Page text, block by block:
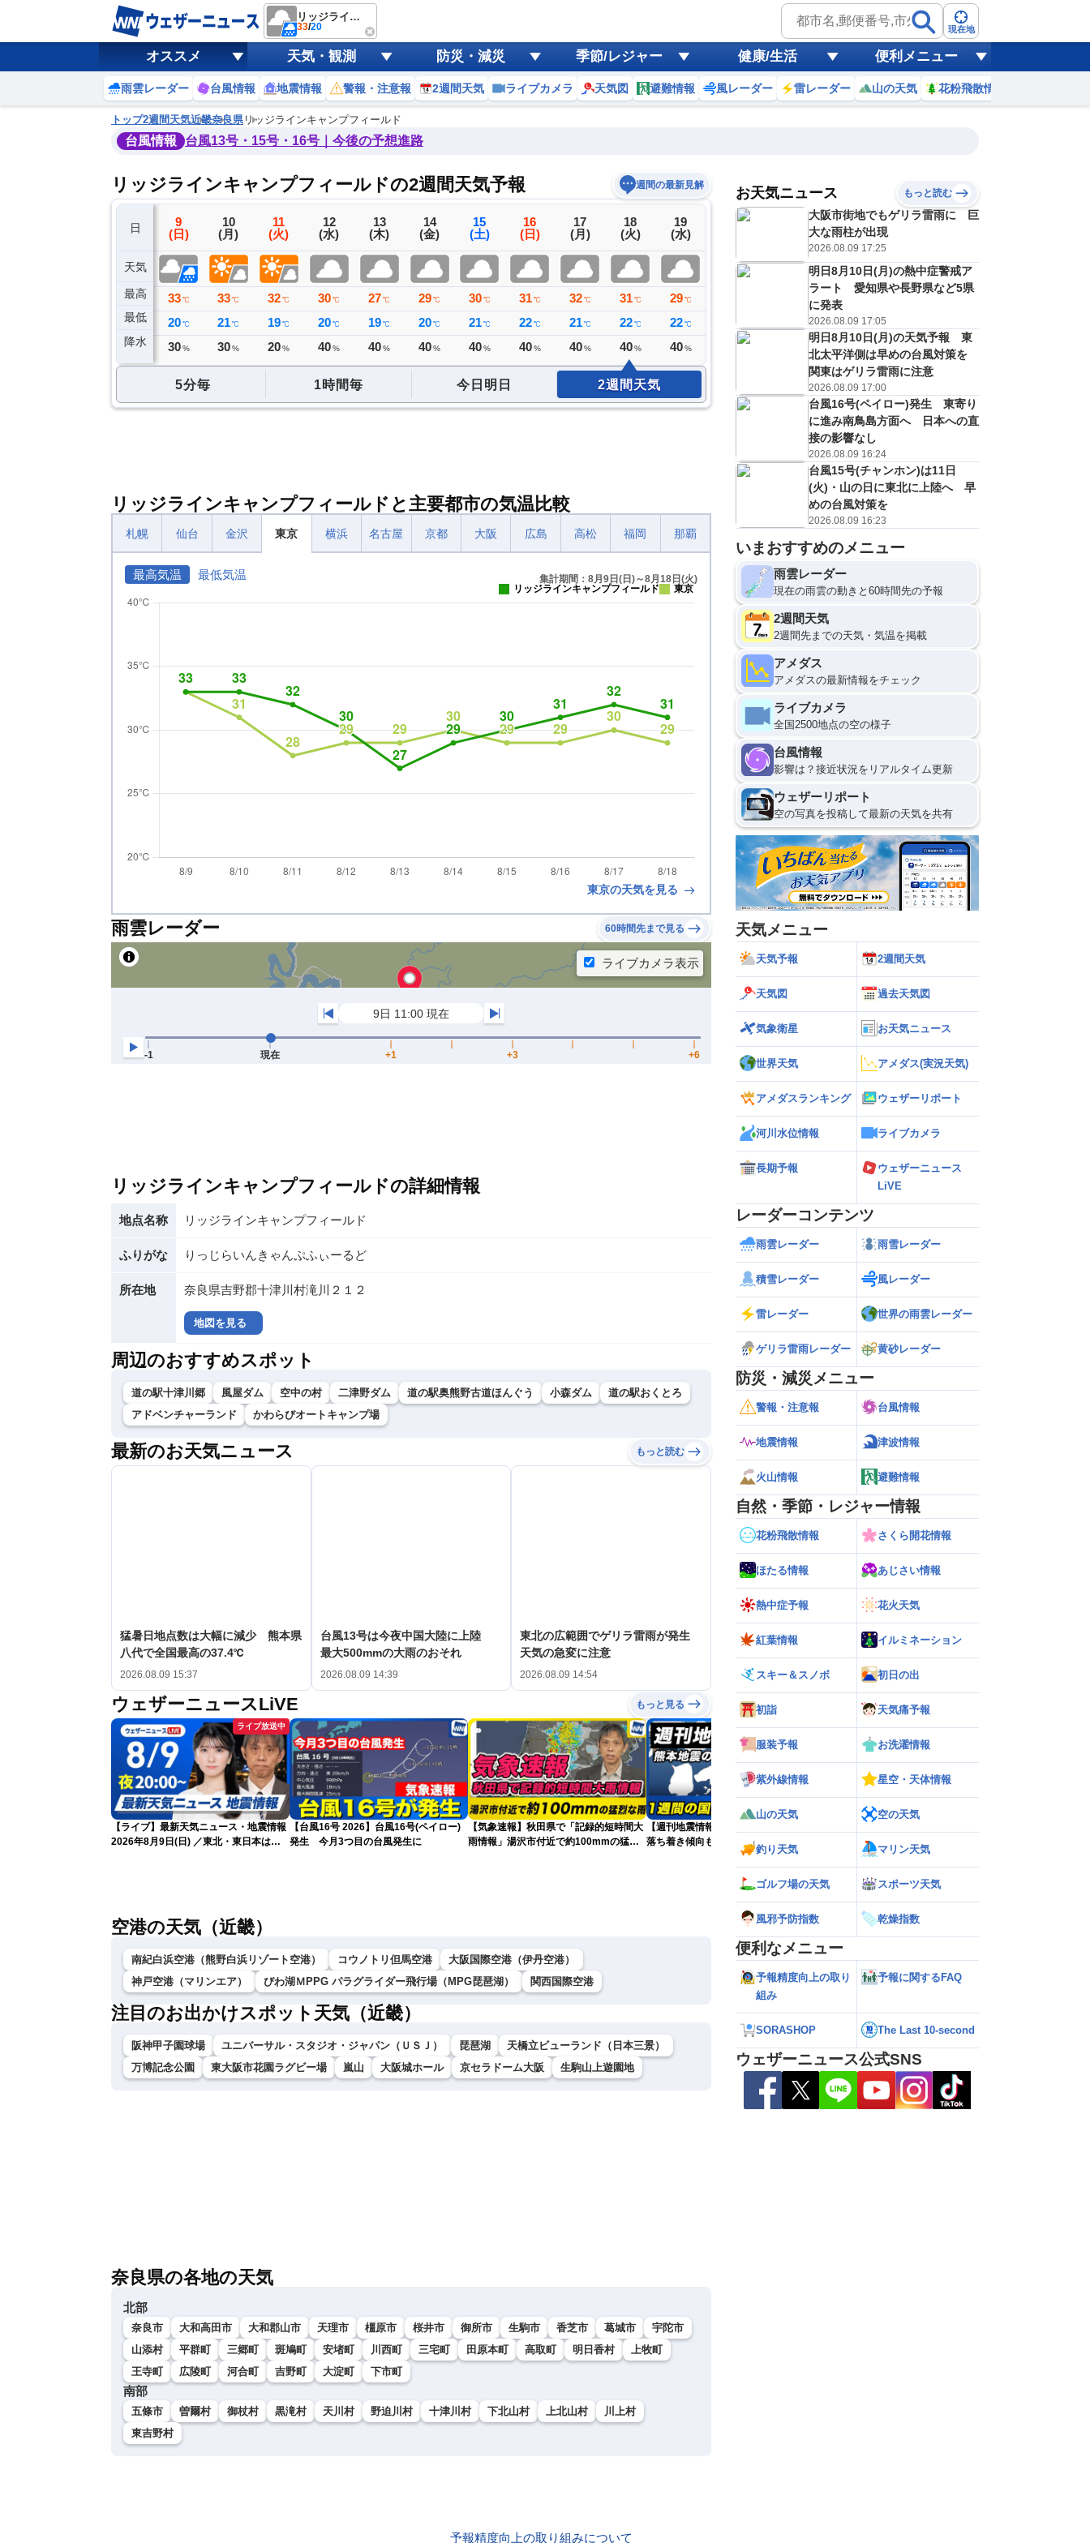
リッジラインキャンプフィールド
33/20 現在地
オススメ 天気・観測 防災・減災 季節/レジャー 健康/生活 便利メニュー
雨雲レーダー 台風情報 地震情報 警報・注意報 2週間天気 ライブカメラ 天気図 避難情報 風レーダー 雷レーダー 山の天気 花粉飛散情報
トップ2週間天気近畿奈良県リッジラインキャンプフィールド
台風情報 台風13号・15号・16号｜今後の予想進路
リッジラインキャンプフィールドの2週間天気予報 週間の最新見解
日
天気
最高
最低
降水
8
(土)
34℃
21℃
ミリ
9
(日)
33 ℃
20 ℃
30 %
10
(月)
33 ℃
21 ℃
30 %
11
(火)
32 ℃
19 ℃
20 %
12
(水)
30 ℃
20 ℃
40 %
13
(木)
27℃
19℃
40%
14
(金)
29℃
20℃
40%
15
(土)
30℃
21℃
40%
16
(日)
31℃
22℃
40%
17
(月)
32 ℃
21 ℃
40 %
18
(火)
31 ℃
22 ℃
40 %
19
(水)
29 ℃
22 ℃
40 %
20
℃
22
(土)
E
32℃
22℃
40%
23
(日)
E
31
22℃
40%
B
C
D
？
5分毎 1時間毎 今日明日 2週間天気
リッジラインキャンプフィールドと主要都市の気温比較
札幌 仙台 金沢 東京 横浜 名古屋 京都 大阪 広島 高松 福岡 那覇
最高気温 最低気温
集計期間：8月9日(日)～8月18日(火)
リッジラインキャンプフィールド
東京
東京の天気を見る
雨雲レーダー 60時間先まで見る
リッジラインキャンプフィールドの詳細情報
地点名称 リッジラインキャンプフィールド
ふりがな りっじらいんきゃんぷふぃーるど
所在地 奈良県吉野郡十津川村滝川２１２
地図を見る
周辺のおすすめスポット
道の駅十津川郷 風屋ダム 空中の村 二津野ダム 道の駅奥熊野古道ほんぐう 小森ダム
道の駅おくとろ
アドベンチャーランド
かわらびオートキャンプ場
最新のお天気ニュース もっと読む
猛暑日地点数は大幅に減少 熊本県
八代で全国最高の37.4℃
2026.08.09 15:37
台風13号は今夜中国大陸に上陸
最大500mmの大雨のおそれ
2026.08.09 14:39
東北の広範囲でゲリラ雷雨が発生
天気の急変に注意
2026.08.09 14:54
ウェザーニュースLiVE もっと見る
ライブ放送中
【ライブ】最新天気ニュース・地震情報
2026年8月9日(日) ／東北・東日本は急
【台風16号 2026】台風16号(ペイロー)
発生 今月3つ目の台風発生に
【気象速報】秋田県で「記録的短時間大
雨情報」湯沢市付近で約100mmの猛烈
【週刊地震情報】熊本地震の余震活動は
落ち着き傾向も…依然として震度5弱警
か／新たな台風発生予想 今後の進路と日
本への影響は？(9日 12時更新)
空港の天気（近畿）
南紀白浜空港（熊野白浜リゾート空港） コウノトリ但馬空港
大阪国際空港（伊丹空港）
神戸空港（マリンエア）
びわ湖ＭPPG パラグライダー飛行場（MPG琵琶湖） 関西国際空港
注目のお出かけスポット天気（近畿）
阪神甲子園球場 ユニバーサル・スタジオ・ジャパン（ＵＳＪ） 琵琶湖
天橋立ビューランド（日本三景）
万博記念公園
東大阪市花園ラグビー場 嵐山 大阪城ホール 京セラドーム大阪 生駒山上遊園地
奈良県の各地の天気
北部
奈良市 大和高田市 大和郡山市 天理市 橿原市 桜井市 御所市 生駒市 香芝市 葛城市
宇陀市
山添村
平群町 三郷町 斑鳩町 安堵町 川西町 三宅町 田原本町 高取町 明日香村
上牧町
王寺町
広陵町 河合町 吉野町 大淀町 下市町
南部
五條市 曽爾村 御杖村 黒滝村 天川村 野迫川村 十津川村 下北山村 上北山村
川上村
東吉野村
お天気ニュース もっと読む
大阪市街地でもゲリラ雷雨に 巨
大な雨柱が出現
2026.08.09 17:25
明日8月10日(月)の熱中症警戒ア
ラート 愛知県や長野県など5県
に発表
2026.08.09 17:05
明日8月10日(月)の天気予報 東
北太平洋側は早めの台風対策を
関東はゲリラ雷雨に注意
2026.08.09 17:00
台風16号(ペイロー)発生 東寄り
に進み南鳥島方面へ 日本への直
接の影響なし
2026.08.09 16:24
台風15号(チャンホン)は11日
(火)・山の日に東北に上陸へ 早
めの台風対策を
2026.08.09 16:23
いまおすすめのメニュー
雨雲レーダー
現在の雨雲の動きと60時間先の予報
2週間天気
2週間先までの天気・気温を掲載
アメダス
アメダスの最新情報をチェック
ライブカメラ
全国2500地点の空の様子
台風情報
影響は？接近状況をリアルタイム更新
ウェザーリポート
空の写真を投稿して最新の天気を共有
天気メニュー
天気予報 2週間天気
天気図 過去天気図
気象衛星 お天気ニュース
世界天気 アメダス(実況天気)
アメダスランキング ウェザーリポート
河川水位情報 ライブカメラ
長期予報
ウェザーニュース
LiVE
レーダーコンテンツ
雨雲レーダー 雨雪レーダー
積雪レーダー 風レーダー
雷レーダー 世界の雨雲レーダー
ゲリラ雷雨レーダー 黄砂レーダー
防災・減災メニュー
警報・注意報 台風情報
地震情報 津波情報
火山情報 避難情報
自然・季節・レジャー情報
花粉飛散情報 さくら開花情報
ほたる情報 あじさい情報
熱中症予報 花火天気
紅葉情報 イルミネーション
スキー＆スノボ 初日の出
初詣 天気痛予報
服装予報 お洗濯情報
紫外線情報 星空・天体情報
山の天気 空の天気
釣り天気 マリン天気
ゴルフ場の天気 スポーツ天気
風邪予防指数 乾燥指数
便利なメニュー
予報精度向上の取り
組み
予報に関するFAQ
SORASHOP The Last 10-second
ウェザーニュース公式SNS
予報精度向上の取り組みについて